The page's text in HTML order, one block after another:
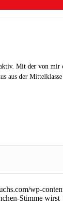
Mit der von
aus der
wp-
Stimme wirst